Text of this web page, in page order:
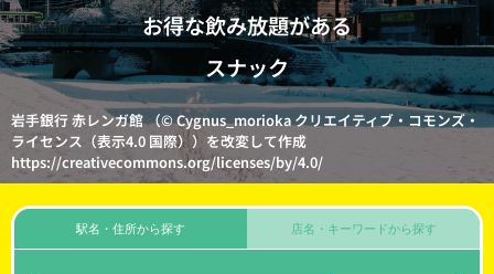
お得な飲み放題がある
スナック
岩手銀行 赤レンガ館 （© Cygnus_morioka クリエイティブ・コモンズ・
ライセンス（表示4.0 国際））を改変して作成
https://creativecommons.org/licenses/by/4.0/
駅名・住所から探す 店名・キーワードから探す